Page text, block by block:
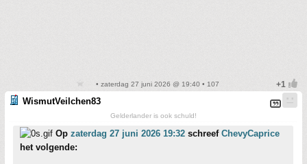
• zaterdag 27 juni 2026 @ 19:40 • 107
WismutVeilchen83
Gelderlander is ook schuld!
Op zaterdag 27 juni 2026 19:32 schreef ChevyCaprice
het volgende: